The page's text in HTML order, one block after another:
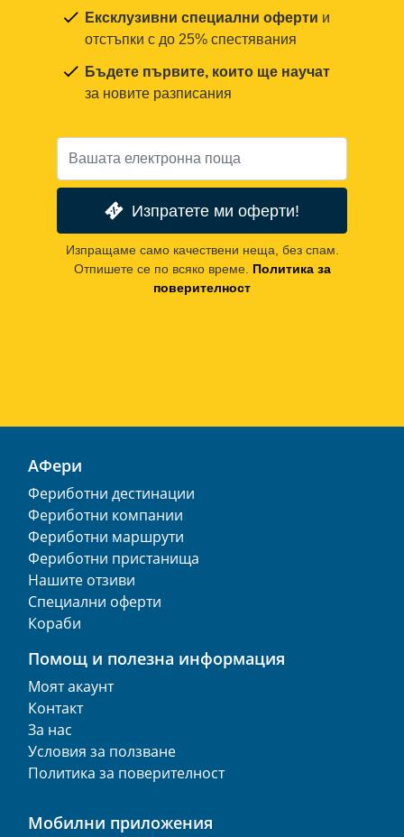
Ексклузивни специални оферти и
отстъпки с до 25% спестявания
Бъдете първите, които ще научат
за новите разписания
Изпратете ми оферти!
Изпращаме само качествени неща, без спам.
Отпишете се по всяко време. Политика за
поверителност
АФери
Фериботни дестинации
Фериботни компании
Фериботни маршрути
Фериботни пристанища
Нашите отзиви
Специални оферти
Кораби
Помощ и полезна информация
Моят акаунт
Контакт
За нас
Условия за ползване
Политика за поверителност
Мобилни приложения